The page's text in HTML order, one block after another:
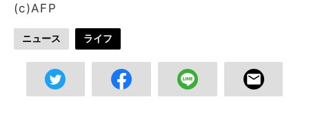
(c)AFP
ニュース ライフ